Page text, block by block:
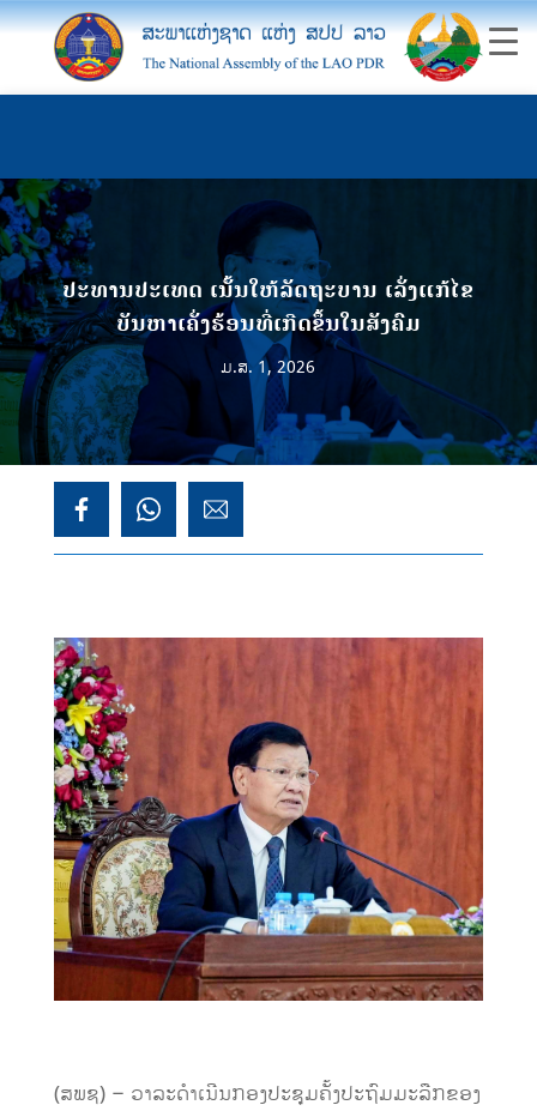
ປະທານປະເທດ ເນັ້ນໃຫ້ລັດຖະບານ ‎ເລັ່ງແກ້ໄຂ
ບັນຫາເຄັ່ງຮ້ອນທີ່ເກີດຂຶ້ນໃນສັງຄົມ
ມ.ສ. 1, 2026
(ສພຊ) – ວາລະດຳເນີນກອງປະຊຸມຄັ້ງປະຖົມມະລືກຂອງ